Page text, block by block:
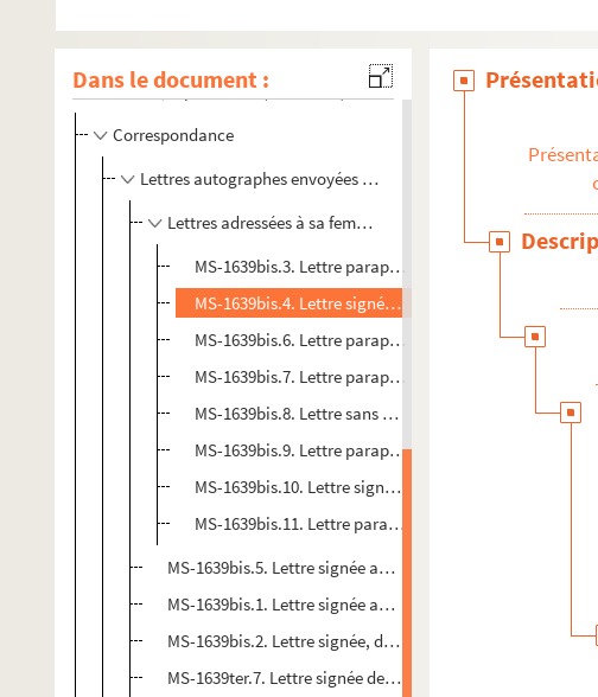
Dans le document :
Jaurès, Jean (1859-1914)
Lamartine, Alphonse de (1790-1869)
Correspondance
Lettres autographes envoyées par Alphonse de Lamartine
Lettres adressées à sa femme Elisa de Lamartine
MS-1639bis.3. Lettre paraphée datée de Paris le lundi
MS-1639bis.4. Lettre signée datée de Mâcon le 29 août
MS-1639bis.6. Lettre paraphée sans date
MS-1639bis.7. Lettre paraphée sans date
MS-1639bis.8. Lettre sans date
MS-1639bis.9. Lettre paraphée sans date
MS-1639bis.10. Lettre signée sans date
MS-1639bis.11. Lettre paraphée sans date
MS-1639bis.5. Lettre signée adressée à Louis de Jacquelot,
MS-1639bis.1. Lettre signée adressée à Léon Faucher,
MS-1639bis.2. Lettre signée, datée de Paris15 janvier 1848
MS-1639ter.7. Lettre signée de Hondschoote par Bergues, le